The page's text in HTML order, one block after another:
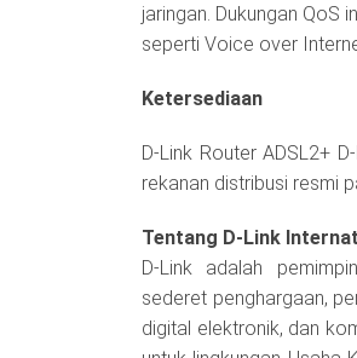
jaringan. Dukungan QoS
seperti Voice over
Ketersediaan
D-Link Router ADSL2+
rekanan distribusi resmi
Tentang D-Link
D-Link adalah
sederet penghargaan,
digital elektronik, dan